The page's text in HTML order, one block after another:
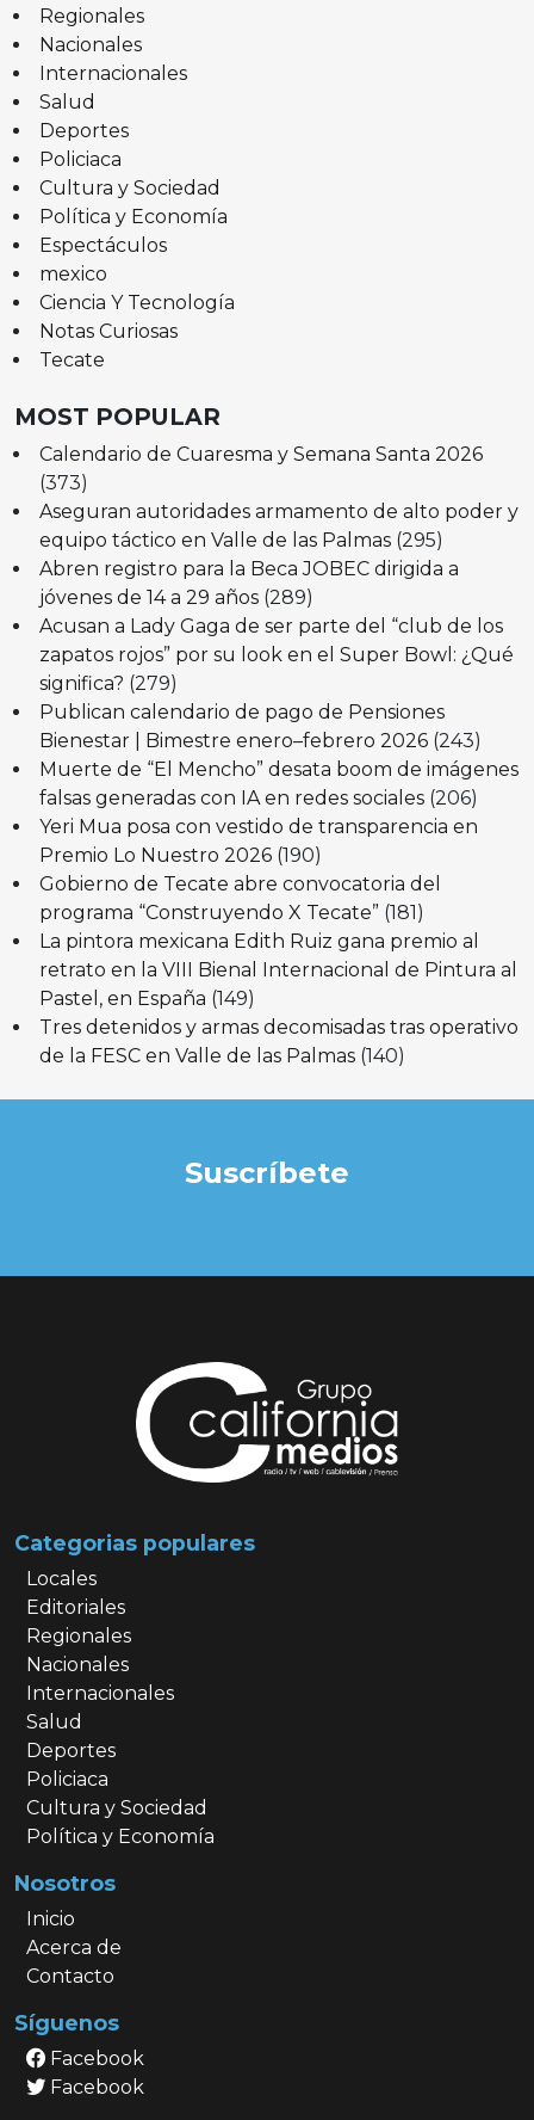
Regionales
Nacionales
Internacionales
Salud
Deportes
Policiaca
Cultura y Sociedad
Política y Economía
Espectáculos
mexico
Ciencia Y Tecnología
Notas Curiosas
Tecate
MOST POPULAR
Calendario de Cuaresma y Semana Santa 2026
(373)
Aseguran autoridades armamento de alto poder y
equipo táctico en Valle de las Palmas (295)
Abren registro para la Beca JOBEC dirigida a
jóvenes de 14 a 29 años (289)
Acusan a Lady Gaga de ser parte del “club de los
zapatos rojos” por su look en el Super Bowl: ¿Qué
significa? (279)
Publican calendario de pago de Pensiones
Bienestar | Bimestre enero–febrero 2026 (243)
Muerte de “El Mencho” desata boom de imágenes
falsas generadas con IA en redes sociales (206)
Yeri Mua posa con vestido de transparencia en
Premio Lo Nuestro 2026 (190)
Gobierno de Tecate abre convocatoria del
programa “Construyendo X Tecate” (181)
La pintora mexicana Edith Ruiz gana premio al
retrato en la VIII Bienal Internacional de Pintura al
Pastel, en España (149)
Tres detenidos y armas decomisadas tras operativo
de la FESC en Valle de las Palmas (140)
Suscríbete
Categorias populares
Locales
Editoriales
Regionales
Nacionales
Internacionales
Salud
Deportes
Policiaca
Cultura y Sociedad
Política y Economía
Nosotros
Inicio
Acerca de
Contacto
Síguenos
Facebook
Facebook